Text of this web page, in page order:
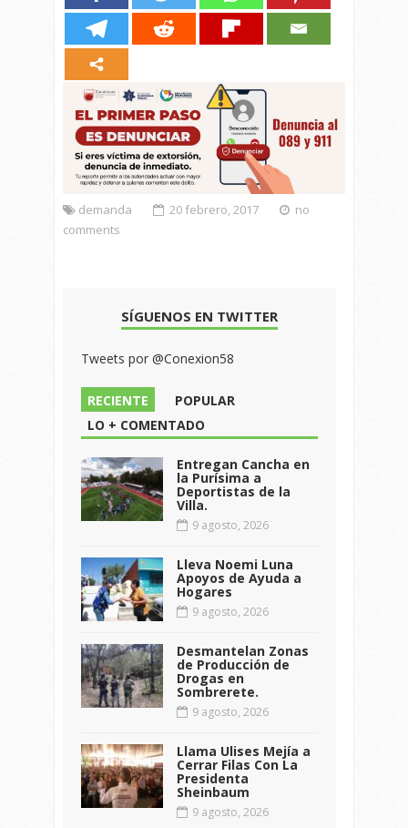
demanda 20 febrero, 2017
no
comments
SÍGUENOS EN TWITTER
Tweets por @Conexion58
RECIENTE
POPULAR
LO + COMENTADO
Entregan Cancha en
la Purísima a
Deportistas de la
Villa.
9 agosto, 2026
Lleva Noemi Luna
Apoyos de Ayuda a
Hogares
9 agosto, 2026
Desmantelan Zonas
de Producción de
Drogas en
Sombrerete.
9 agosto, 2026
Llama Ulises Mejía a
Cerrar Filas Con La
Presidenta
Sheinbaum
9 agosto, 2026